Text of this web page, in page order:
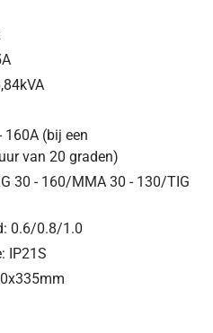
160A (bij een
van 20 graden)
30 - 160/MMA 30 - 130/TIG
0.6/0.8/1.0
IP21S